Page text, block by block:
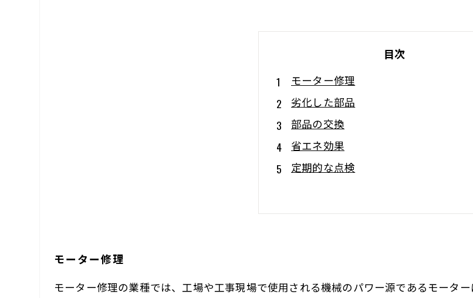
目次
モーター修理
劣化した部品
部品の交換
省エネ効果
定期的な点検
モーター修理
モーター修理の業種では、工場や工事現場で使用される機械のパワー源であるモータ